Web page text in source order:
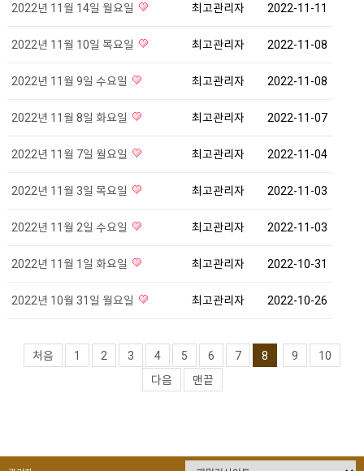
2022년 11월 14일 월요일 최고관리자 2022-11-11
2022년 11월 10일 목요일 최고관리자 2022-11-08
2022년 11월 9일 수요일 최고관리자 2022-11-08
2022년 11월 8일 화요일 최고관리자 2022-11-07
2022년 11월 7일 월요일 최고관리자 2022-11-04
2022년 11월 3일 목요일 최고관리자 2022-11-03
2022년 11월 2일 수요일 최고관리자 2022-11-03
2022년 11월 1일 화요일 최고관리자 2022-10-31
2022년 10월 31일 월요일 최고관리자 2022-10-26
처음 1 2 3 4 5 6 7 8 9
10
다음
맨끝